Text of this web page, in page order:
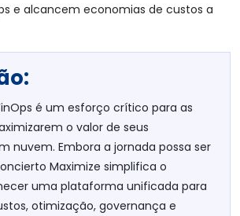
e alcancem economias de custos a
é um esforço crítico para as
o valor de seus
nuvem. Embora a jornada possa ser
Maximize simplifica o
uma plataforma unificada para
otimização, governança e